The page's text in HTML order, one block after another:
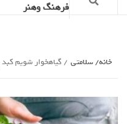
فرهنگ وهنر
خانه سلامتی گیاهخوار شویم